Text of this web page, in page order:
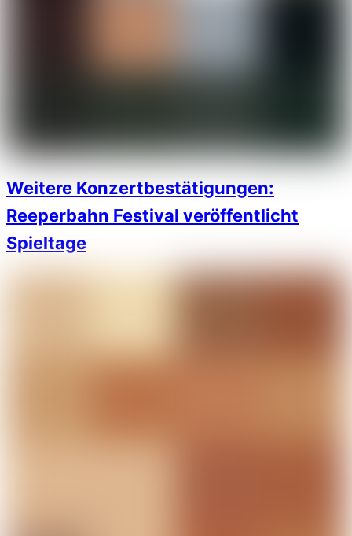
Weitere Konzertbestätigungen:
Reeperbahn Festival veröffentlicht
Spieltage